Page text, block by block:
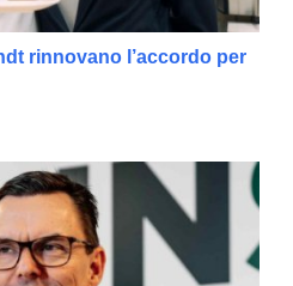
rinnovano l’accordo per